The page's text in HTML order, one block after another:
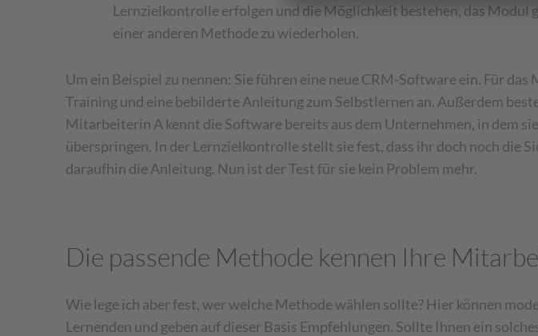
Lernzielkontrolle erfolgen und die Möglichkeit bestehen, das Modul
einer anderen Methode zu wiederholen.
Um ein Beispiel zu nennen: Sie führen eine neue CRM-Software ein. Für
Training und eine bebilderte Anleitung zum Selbstlernen an. Außerdem
Mitarbeiterin A kennt die Software bereits aus dem Unternehmen, in dem
überspringen. In der Lernzielkontrolle stellt sie fest, dass ihr doch noch die
daraufhin die Anleitung. Nun ist der Test für sie kein Problem mehr.
Die passende Methode kennen Ihre
Wie lege ich aber fest, wer welche Methode wählen sollte? Hier können
Lernenden und geben auf dieser Basis Empfehlungen. Sollte Ihnen ein